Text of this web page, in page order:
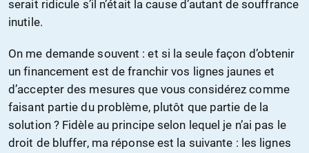
serait ridicule s’il n’était la cause d’autant de souffrance
inutile.
On me demande souvent : et si la seule façon d’obtenir
un financement est de franchir vos lignes jaunes et
d’accepter des mesures que vous considérez comme
faisant partie du problème, plutôt que partie de la
solution ? Fidèle au principe selon lequel je n’ai pas le
droit de bluffer, ma réponse est la suivante : les lignes